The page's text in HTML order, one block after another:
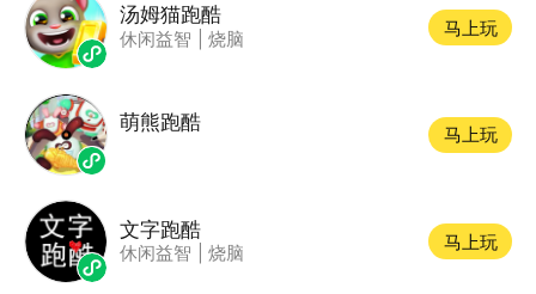
汤姆猫跑酷
休闲益智 烧脑
马上玩
萌熊跑酷
马上玩
文字跑酷
休闲益智 烧脑
马上玩